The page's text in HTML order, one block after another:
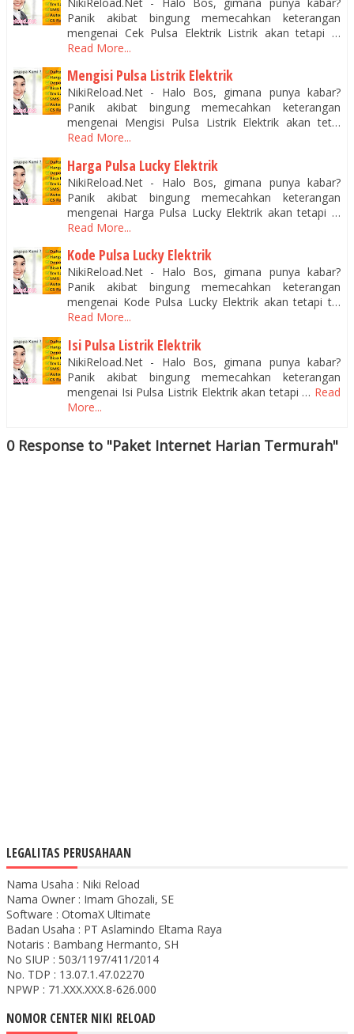
Panik akibat bingung memecahkan keterangan
mengenai Cek Pulsa Elektrik Listrik akan tetapi …
Read More...
Mengisi Pulsa Listrik Elektrik
NikiReload.Net - Halo Bos, gimana punya kabar?
Panik akibat bingung memecahkan keterangan
mengenai Mengisi Pulsa Listrik Elektrik akan tet…
Read More...
Harga Pulsa Lucky Elektrik
NikiReload.Net - Halo Bos, gimana punya kabar?
Panik akibat bingung memecahkan keterangan
mengenai Harga Pulsa Lucky Elektrik akan tetapi …
Read More...
Kode Pulsa Lucky Elektrik
NikiReload.Net - Halo Bos, gimana punya kabar?
Panik akibat bingung memecahkan keterangan
mengenai Kode Pulsa Lucky Elektrik akan tetapi t…
Read More...
Isi Pulsa Listrik Elektrik
NikiReload.Net - Halo Bos, gimana punya kabar?
Panik akibat bingung memecahkan keterangan
mengenai Isi Pulsa Listrik Elektrik akan tetapi … Read
More...
0 Response to "Paket Internet Harian Termurah"
LEGALITAS PERUSAHAAN
Nama Usaha : Niki Reload
Nama Owner : Imam Ghozali, SE
Software : OtomaX Ultimate
Badan Usaha : PT Aslamindo Eltama Raya
Notaris : Bambang Hermanto, SH
No SIUP : 503/1197/411/2014
No. TDP : 13.07.1.47.02270
NPWP : 71.XXX.XXX.8-626.000
NOMOR CENTER NIKI RELOAD